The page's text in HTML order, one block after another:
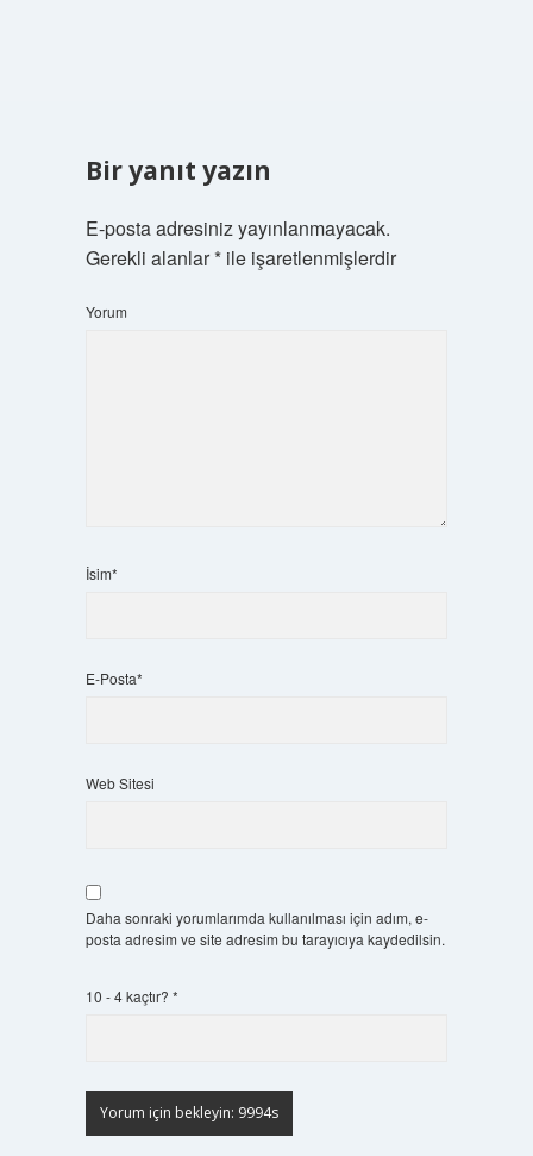
Bir yanıt yazın
E-posta adresiniz yayınlanmayacak.
Gerekli alanlar*ile işaretlenmişlerdir
Yorum
İsim*
E-Posta*
Web Sitesi
Daha sonraki yorumlarımda kullanılması için adım, e-
posta adresim ve site adresim bu tarayıcıya kaydedilsin.
10 - 4 kaçtır? *